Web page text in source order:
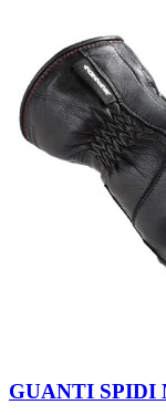
GUANTI SPIDI